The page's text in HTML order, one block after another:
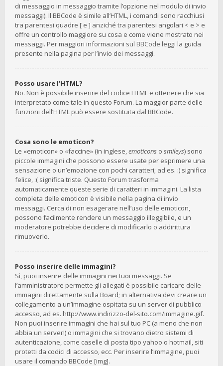
di messaggio in messaggio tramite l’opzione nel modulo di invio
messaggi). Il BBCode è simile all’HTML, i comandi sono racchiusi
tra parentesi quadre [ e ] anziché tra parentesi angolari < e > e
offre un controllo maggiore su cosa e come viene mostrato nei
messaggi. Per maggiori informazioni sul BBCode leggi la guida
presente nella pagina per l’invio dei messaggi.
Posso usare l’HTML?
No. Non è possibile inserire del codice HTML e ottenere che sia
interpretato come tale in questo Forum. La maggior parte delle
funzioni dell’HTML può essere sostituita dal BBCode.
Cosa sono le emoticon?
Le «emoticon» o «faccine» (in inglese,emoticons o smileys) sono
piccole immagini che possono essere usate per esprimere una
sensazione o un’emozione con pochi caratteri; ad es. :) significa
felice, :( significa triste. Questo Forum trasforma
automaticamente queste serie di caratteri in immagini. La lista
completa delle emoticon è visibile nella pagina di invio
messaggi. Cerca di non esagerare nell’uso delle emoticon,
possono facilmente rendere un messaggio illeggibile, e un
moderatore potrebbe decidere di modificarlo o addirittura
rimuoverlo.
Posso inserire delle immagini?
Sì, puoi inserire delle immagini nei tuoi messaggi. Se
l’amministratore permette gli allegati è possibile caricare delle
immagini direttamente sulla Board; in alternativa devi creare un
collegamento a un’immagine ospitata su un server di pubblico
accesso, ad es. http://www.indirizzo-del-sito.com/immagine.gif.
Non puoi inserire immagini che hai sul tuo PC (a meno che non
abbia un server!) o immagini che si trovano dietro sistemi di
autenticazione, come caselle di posta tipo yahoo o hotmail, siti
protetti da codici di accesso, ecc. Per inserire l’immagine, puoi
usare il comando BBCode [img].